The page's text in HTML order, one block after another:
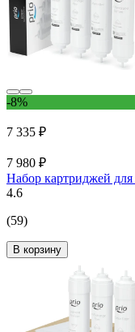
-8%
7 335 ₽
7 980 ₽
Набор картриджей
4.6
(59)
В корзину